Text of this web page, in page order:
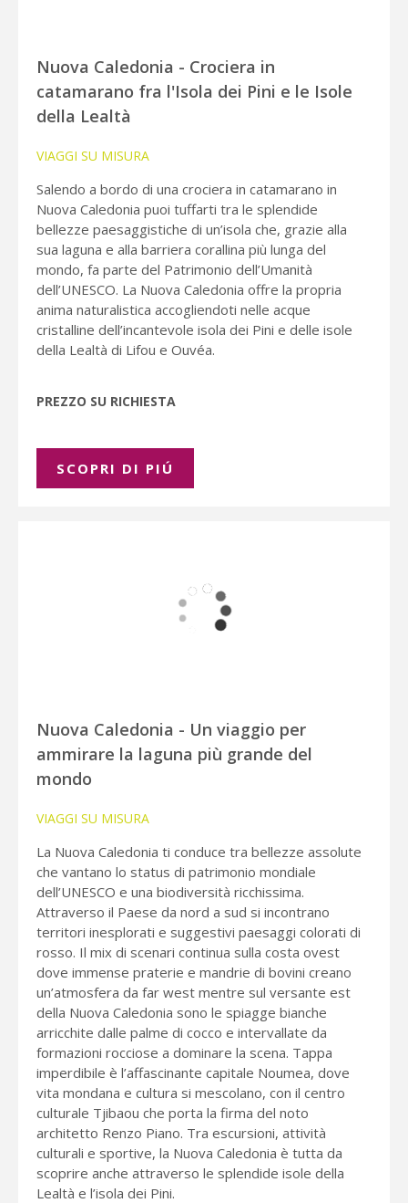
Nuova Caledonia - Crociera in
catamarano fra l'Isola dei Pini e le Isole
della Lealtà
VIAGGI SU MISURA
Salendo a bordo di una crociera in catamarano in
Nuova Caledonia puoi tuffarti tra le splendide
bellezze paesaggistiche di un’isola che, grazie alla
sua laguna e alla barriera corallina più lunga del
mondo, fa parte del Patrimonio dell’Umanità
dell’UNESCO. La Nuova Caledonia offre la propria
anima naturalistica accogliendoti nelle acque
cristalline dell’incantevole isola dei Pini e delle isole
della Lealtà di Lifou e Ouvéa.
PREZZO SU RICHIESTA
SCOPRI DI PIÚ
Nuova Caledonia - Un viaggio per
ammirare la laguna più grande del
mondo
VIAGGI SU MISURA
La Nuova Caledonia ti conduce tra bellezze assolute
che vantano lo status di patrimonio mondiale
dell’UNESCO e una biodiversità ricchissima.
Attraverso il Paese da nord a sud si incontrano
territori inesplorati e suggestivi paesaggi colorati di
rosso. Il mix di scenari continua sulla costa ovest
dove immense praterie e mandrie di bovini creano
un’atmosfera da far west mentre sul versante est
della Nuova Caledonia sono le spiagge bianche
arricchite dalle palme di cocco e intervallate da
formazioni rocciose a dominare la scena. Tappa
imperdibile è l’affascinante capitale Noumea, dove
vita mondana e cultura si mescolano, con il centro
culturale Tjibaou che porta la firma del noto
architetto Renzo Piano. Tra escursioni, attività
culturali e sportive, la Nuova Caledonia è tutta da
scoprire anche attraverso le splendide isole della
Lealtà e l’isola dei Pini.